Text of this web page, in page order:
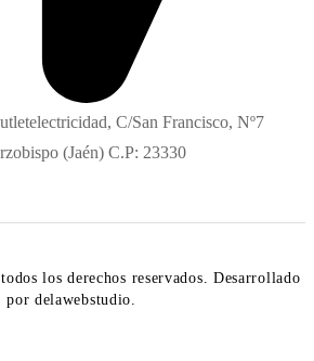
C/San Francisco, Nº7
(Jaén) C.P: 23330
los derechos reservados. Desarrollado
por delawebstudio.